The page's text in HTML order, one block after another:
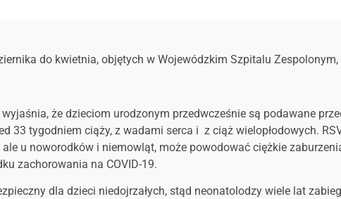
do kwietnia, objętych w Wojewódzkim Szpitalu
że dzieciom urodzonym przedwcześnie są podawane
33 tygodniem ciąży, z wadami serca i z ciąż wielopłodowych.
u noworodków i niemowląt, może powodować ciężkie
zachorowania na COVID-19.
dla dzieci niedojrzałych, stąd neonatolodzy wiele lat